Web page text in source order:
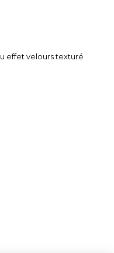
effet velours texturé